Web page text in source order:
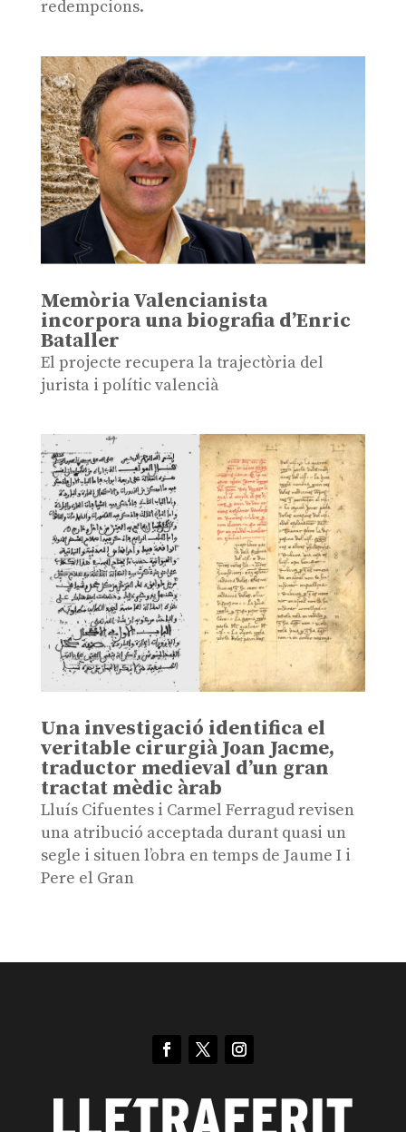
redempcions.
Memòria Valencianista
incorpora una biografia d’Enric
Bataller
El projecte recupera la trajectòria del
jurista i polític valencià
Una investigació identifica el
veritable cirurgià Joan Jacme,
traductor medieval d’un gran
tractat mèdic àrab
Lluís Cifuentes i Carmel Ferragud revisen
una atribució acceptada durant quasi un
segle i situen l’obra en temps de Jaume I i
Pere el Gran